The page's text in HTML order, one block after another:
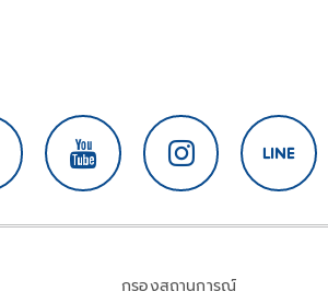
กรองสถานการณ์